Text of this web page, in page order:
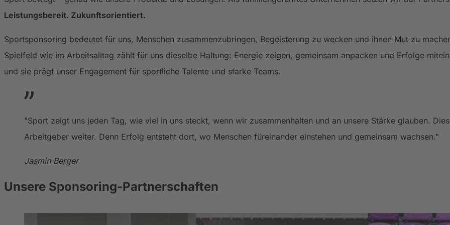
Leistungsbereit. Zukunftsorientiert.
Sportsponsoring bedeutet für uns, Menschen zusammenzubringen, Begeisterung zu wecken und ihnen Mut zu
Spielfeld wie im Arbeitsalltag zählt für uns dieselbe Haltung: Energie zeigen, gemeinsam anpacken und Erfolge
und sie prägt unser Engagement für sportliche Talente und starke Teams.
"Sport zeigt uns jeden Tag, wie viel in uns steckt, wenn wir zusammenhalten und an unsere Stärke glauben.
Arbeitgeber weiter. Denn Erfolg entsteht dort, wo Menschen füreinander einstehen und gemeinsam wachsen."
Jasmin Berger
Unsere Sponsoring-Partnerschaften